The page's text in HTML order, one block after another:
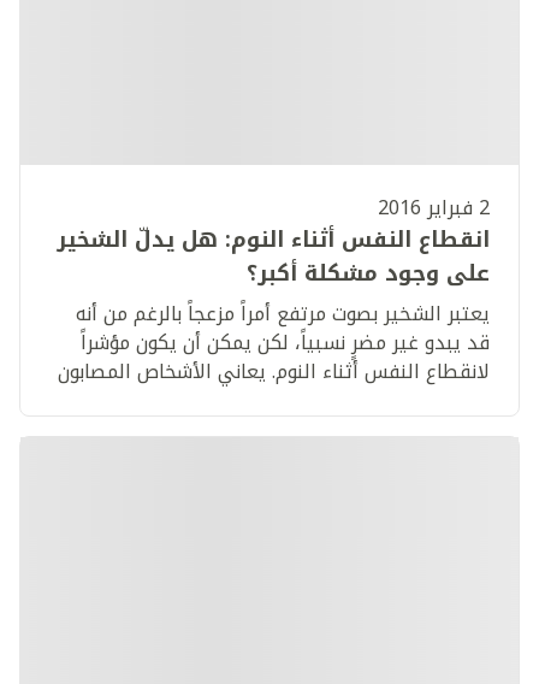
2 فبراير 2016
انقطاع النفس أثناء النوم: هل يدلّ الشخير
على وجود مشكلة أكبر؟
يعتبر الشخير بصوت مرتفع أمراً مزعجاً بالرغم من أنه
قد يبدو غير مضرٍ نسبياً، لكن يمكن أن يكون مؤشراً
لانقطاع النفس أثناء النوم. يعاني الأشخاص المصابون
والصداع والاكتئاب.